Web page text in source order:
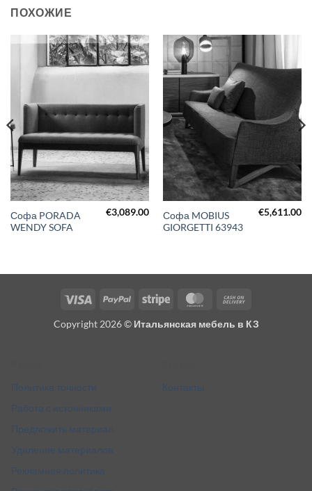
ПОХОЖИЕ
Софа PORADA
WENDY SOFA
€3,089.00
Софа MOBIUS
GIORGETTI 63943
€5,611.00
Visa PayPal Stripe MasterCard
Delivery
Copyright 2026 © Итальянская мебель в КЗ
Политика точности
Работа с источниками
Предложить материал
Удаление материалов
Рекламная политика
Контакты